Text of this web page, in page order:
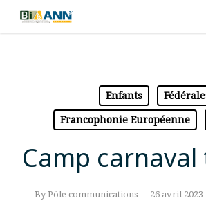
Skip
Enfants
Francophonie Européenne
Camp carnaval
ByPôle communications 26 avril 2023